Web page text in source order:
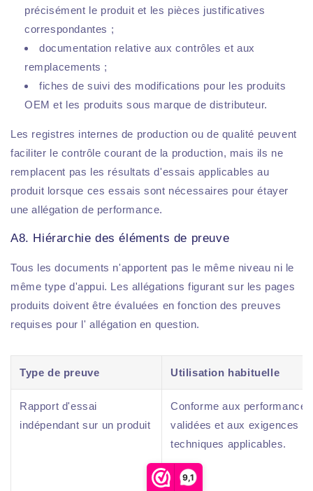
9,1
précisément le produit et les pièces justificatives
correspondantes ;
documentation relative aux contrôles et aux
remplacements ;
fiches de suivi des modifications pour les produits
OEM et les produits sous marque de distributeur.
Les registres internes de production ou de qualité peuvent
faciliter le contrôle courant de la production, mais ils ne
remplacent pas les résultats d'essais applicables au
produit lorsque ces essais sont nécessaires pour étayer
une allégation de performance.
A8. Hiérarchie des éléments de preuve
Tous les documents n'apportent pas le même niveau ni le
même type d'appui. Les allégations figurant sur les pages
produits doivent être évaluées en fonction des preuves
requises pour l' allégation en question.
Type de preuve Utilisation habituelle
Rapport d'essai
indépendant sur un produit
Conforme aux performances
validées et aux exigences
techniques applicables.